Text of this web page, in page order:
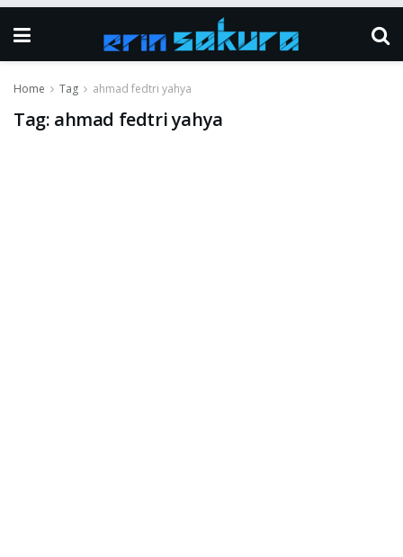
Home Tag ahmad fedtri yahya
Tag: ahmad fedtri yahya